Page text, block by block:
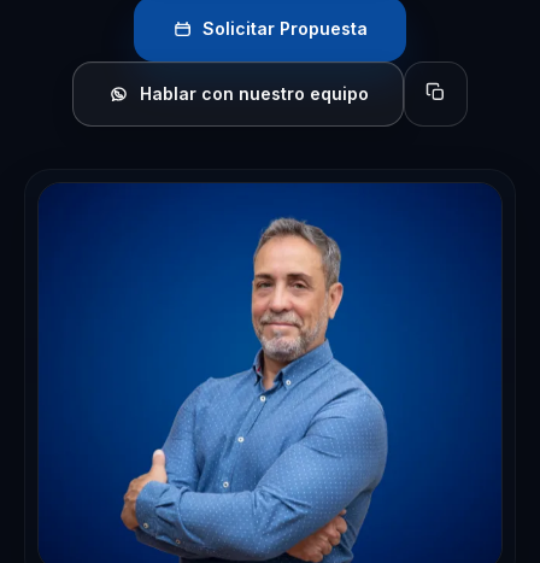
Solicitar Propuesta
Hablar con nuestro equipo Copiar perfil